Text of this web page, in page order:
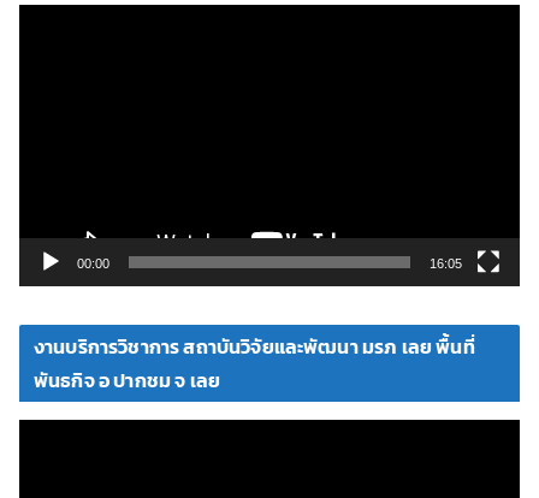
ดี
00:00 16:05
งานบริการวิชาการ สถาบันวิจัยและพัฒนา มรภ เลย พื้นที่
พันธกิจ อ ปากชม จ เลย